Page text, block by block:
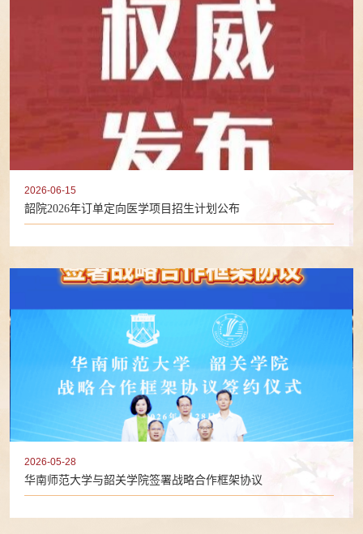
2026-06-15
韶院2026年订单定向医学项目招生计划公布
2026-05-28
华南师范大学与韶关学院签署战略合作框架协议